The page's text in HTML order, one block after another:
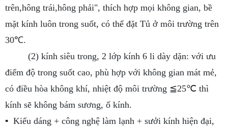
trên,hông trái,hông phải", thích hợp mọi không gian, bề
mặt kính luôn trong suốt, có thể đặt Tủ ở môi trường trên
30℃.
(2) kính siêu trong, 2 lớp kính 6 li dày dặn: với ưu
điểm độ trong suốt cao, phù hợp với không gian mát mẻ,
có điều hòa không khí, nhiệt độ môi trường ≦25℃ thì
kính sẽ không bám sương, ố kính.
▪ Kiểu dáng + công nghệ làm lạnh + sưởi kính hiện đại,